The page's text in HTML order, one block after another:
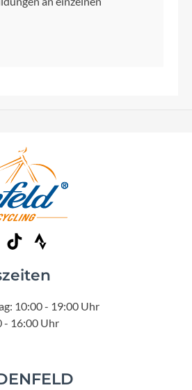
10:00 - 19:00 Uhr
- 16:00 Uhr